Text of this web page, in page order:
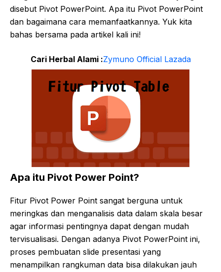
disebut Pivot PowerPoint. Apa itu Pivot PowerPoint
dan bagaimana cara memanfaatkannya. Yuk kita
bahas bersama pada artikel kali ini!
Cari Herbal Alami :Zymuno Official Lazada
Apa itu Pivot Power Point?
Fitur Pivot Power Point sangat berguna untuk
meringkas dan menganalisis data dalam skala besar
agar informasi pentingnya dapat dengan mudah
tervisualisasi. Dengan adanya Pivot PowerPoint ini,
proses pembuatan slide presentasi yang
menampilkan rangkuman data bisa dilakukan jauh